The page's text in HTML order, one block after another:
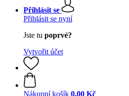
Přihlásit se
Přihlásit se nyní
Jste tu poprvé?
Vytvořit účet
Nákupní košík 0,00 Kč